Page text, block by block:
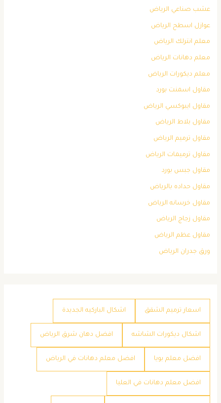
عشب صناعي الرياض
عوازل اسطح الرياض
معلم انترلك الرياض
معلم دهانات الرياض
معلم ديكورات الرياض
مقاول اسمنت بورد
مقاول ايبوكسي الرياض
مقاول بلاط الرياض
مقاول ترميم الرياض
مقاول ترميمات الرياض
مقاول جبس بورد
مقاول حداده بالرياض
مقاول خرسانه الرياض
مقاول زجاج الرياض
مقاول عظم الرياض
ورق جدران الرياض
اسعار ترميم الشقق اشكال الباركيه الجديدة
اشكال ديكورات الشاشه افضل دهان شرق الرياض
افضل معلم بويا افضل معلم دهانات في الرياض
افضل معلم دهانات في العليا